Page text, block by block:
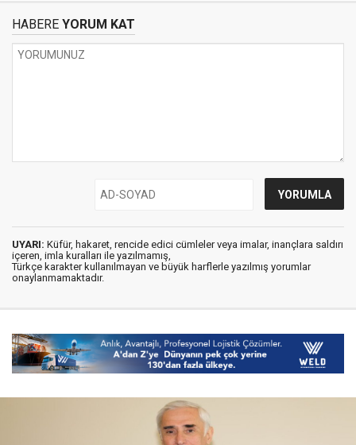
HABERE YORUM KAT
UYARI: Küfür, hakaret, rencide edici cümleler veya imalar, inançlara saldırı
içeren, imla kuralları ile yazılmamış,
Türkçe karakter kullanılmayan ve büyük harflerle yazılmış yorumlar
onaylanmamaktadır.